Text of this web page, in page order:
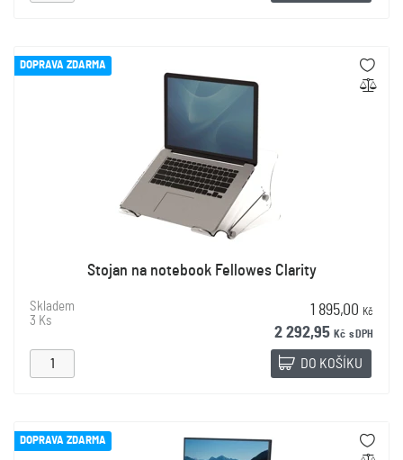
DOPRAVA ZDARMA
Stojan na notebook Fellowes Clarity
Skladem
3 Ks
1 895,00 Kč
2 292,95 Kč s DPH
DO KOŠÍKU
DOPRAVA ZDARMA